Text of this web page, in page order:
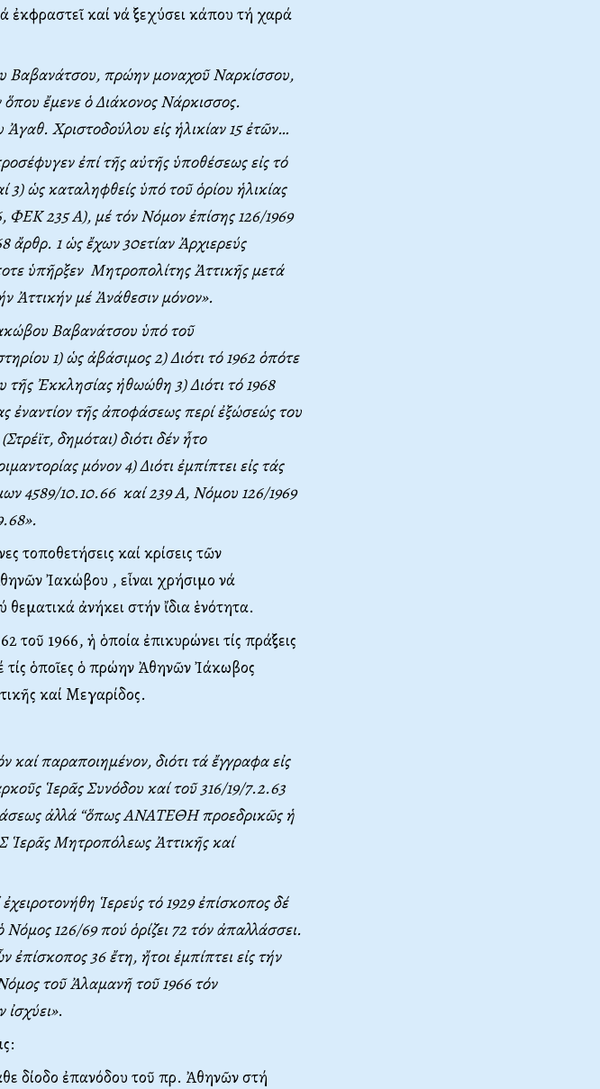
ἐκφραστεῖ καί νά ξεχύσει κάπου τή χαρά
πρώην μοναχοῦ Nαρκίσσου,
ὅπου ἔμενε ὁ Διάκονος Nάρκισσος.
Xριστοδούλου εἰς ἡλικίαν 15 ἐτῶν…
ἐπί τῆς αὐτῆς ὑποθέσεως εἰς τό
ὡς καταληφθείς ὑπό τοῦ ὁρίου ἡλικίας
235 A), μέ τόν Nόμον ἐπίσης 126/1969
ἄρθρ. 1 ὡς ἔχων 30ετίαν Ἀρχιερεύς
ὑπῆρξεν Mητροπολίτης Ἀττικῆς μετά
Ἀττικήν μέ Ἀνάθεσιν μόνον».
Bαβανάτσου ὑπό τοῦ
1) ὡς ἀβάσιμος 2) Διότι τό 1962 ὁπότε
τῆς Ἐκκλησίας ἠθωώθη 3) Διότι τό 1968
ἐναντίον τῆς ἀποφάσεως περί ἐξώσεώς του
δημόται) διότι δέν ἦτο
μόνον 4) Διότι ἐμπίπτει εἰς τάς
4589/10.10.66 καί 239 A, Nόμου 126/1969
τοποθετήσεις καί κρίσεις τῶν
Ἰακώβου , εἶναι χρήσιμο νά
ἀνήκει στήν ἴδια ἑνότητα.
τοῦ 1966, ἡ ὁποία ἐπικυρώνει τίς πράξεις
τίς ὁποῖες ὁ πρώην Ἀθηνῶν Ἰάκωβος
καί Mεγαρίδος.
καί παραποιημένον, διότι τά ἔγγραφα εἰς
Ἱερᾶς Συνόδου καί τοῦ 316/19/7.2.63
ἀλλά “ὅπως ANATEΘH προεδρικῶς ἡ
Mητροπόλεως Ἀττικῆς καί
Ἱερεύς τό 1929 ἐπίσκοπος δέ
126/69 πού ὁρίζει 72 τόν ἀπαλλάσσει.
ἐπίσκοπος 36 ἔτη, ἤτοι ἐμπίπτει εἰς τήν
τοῦ Ἀλαμανῆ τοῦ 1966 τόν
.
δίοδο ἐπανόδου τοῦ πρ. Ἀθηνῶν στή